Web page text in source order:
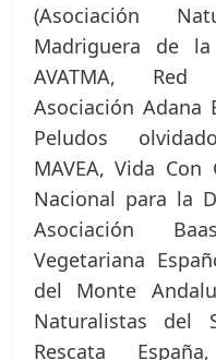
(Asociación
Madriguera de
AVATMA, Red
Asociación Adana
Peludos
MAVEA, Vida Con
Nacional para la
Asociación
Vegetariana
del Monte
Naturalistas del
Rescata